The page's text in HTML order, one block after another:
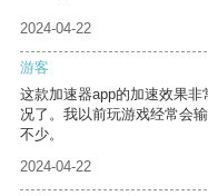
2024-04-22
游客
这款加速器app的加速效果
况了。我以前玩游戏经常会
不少。
2024-04-22